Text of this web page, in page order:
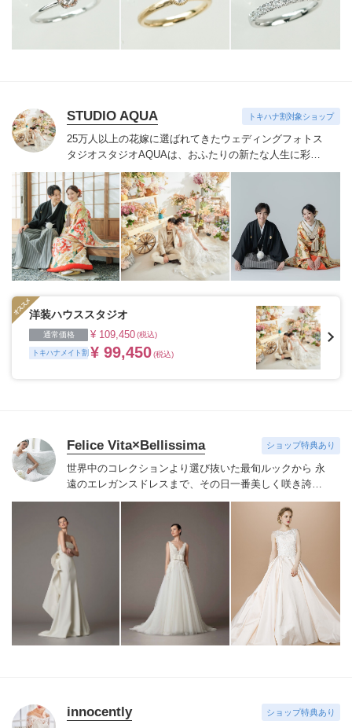
STUDIO AQUA トキハナ割対象ショップ
25万人以上の花嫁に選ばれてきたウェディングフォトス
タジオスタジオAQUAは、おふたりの新たな人生に彩り
を添える“最高のウェディングフォト”のお手伝いをさせ
ていただきます。1枚の写真のチカラを信じて
洋装ハウススタジオ
通常価格 ¥ 109,450(税込)
トキハナメイト割 ¥ 99,450(税込)
Felice Vita×Bellissima ショップ特典あり
世界中のコレクションより選び抜いた最旬ルックから 永
遠のエレガンスドレスまで、その日一番美しく咲き誇る
花嫁にふさわしいドレスをご紹介いたします。Felice
Vita×Bellissimaならではのこだわりのセレクトで、本物
志向の花嫁が納得するドレスをお届けし、手の届く贅沢
=ワンランク上の花嫁を演出致します。
innocently ショップ特典あり